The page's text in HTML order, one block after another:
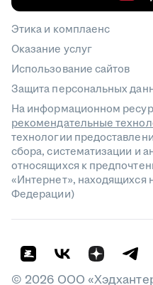
Этика и комплаенс
Оказание услуг
Использование сайтов
Защита персональных
На информационном
рекомендательные
технологии
сбора, систематизации и
относящихся к
«Интернет», находящихся
Федерации)
© 2026 ООО